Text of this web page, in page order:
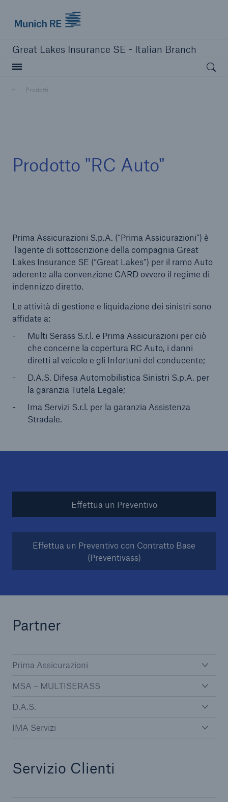
Great Lakes Insurance SE - Italian Branch
Prodotti
Prodotto "RC Auto"
Prima Assicurazioni S.p.A. (“Prima Assicurazioni”) è
l’agente di sottoscrizione della compagnia Great
Lakes Insurance SE (“Great Lakes”) per il ramo Auto
aderente alla convenzione CARD ovvero il regime di
indennizzo diretto.
Le attività di gestione e liquidazione dei sinistri sono
affidate a:
Multi Serass S.r.l. e Prima Assicurazioni per ciò
che concerne la copertura RC Auto, i danni
diretti al veicolo e gli Infortuni del conducente;
D.A.S. Difesa Automobilistica Sinistri S.p.A. per
la garanzia Tutela Legale;
Ima Servizi S.r.l. per la garanzia Assistenza
Stradale.
Effettua un Preventivo
Effettua un Preventivo con Contratto Base
(Preventivass)
Partner
Prima Assicurazioni
MSA – MULTISERASS
D.A.S.
IMA Servizi
Servizio Clienti
Open
Telepass Assicura Auto
Casa & Famiglia
PET
Catastrofi naturali